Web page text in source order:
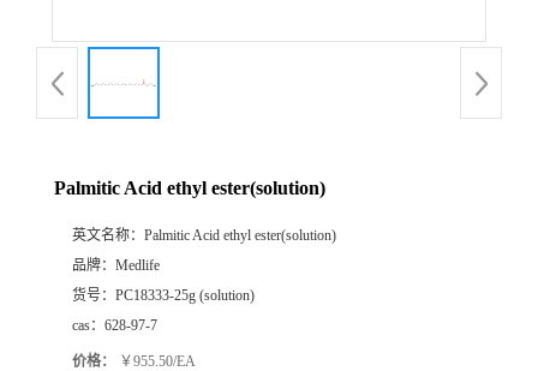
Palmitic Acid ethyl ester(solution)
英文名称： Palmitic Acid ethyl ester(solution)
品牌： Medlife
货号： PC18333-25g (solution)
cas： 628-97-7
价格： ￥955.50/EA